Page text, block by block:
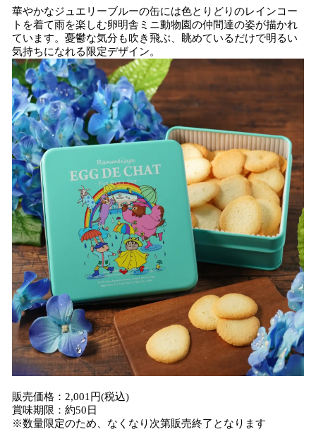
華やかなジュエリーブルーの缶には色とりどりのレインコー
トを着て雨を楽しむ卵明舎ミニ動物園の仲間達の姿が描かれ
ています。憂鬱な気分も吹き飛ぶ、眺めているだけで明るい
気持ちになれる限定デザイン。
販売価格：2,001円(税込)
賞味期限：約50日
※数量限定のため、なくなり次第販売終了となります